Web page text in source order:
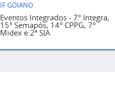
IF GOIANO
Eventos Integrados - 7° Integra,
15° Semapós, 14° CPPG, 7°
Midex e 2ª SIA